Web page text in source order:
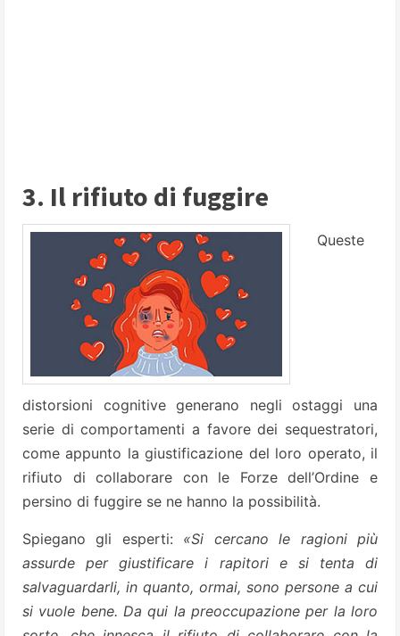
3. Il rifiuto di fuggire
Queste
distorsioni cognitive generano negli ostaggi una
serie di comportamenti a favore dei sequestratori,
come appunto la giustificazione del loro operato, il
rifiuto di collaborare con le Forze dell’Ordine e
persino di fuggire se ne hanno la possibilità.
Spiegano gli esperti: «Si cercano le ragioni più
assurde per giustificare i rapitori e si tenta di
salvaguardarli, in quanto, ormai, sono persone a cui
si vuole bene. Da qui la preoccupazione per la loro